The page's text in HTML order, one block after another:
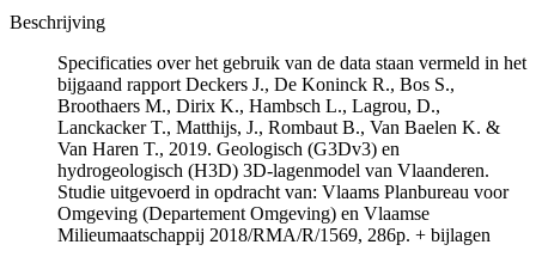
Beschrijving
Specificaties over het gebruik van de data staan vermeld in het
bijgaand rapport Deckers J., De Koninck R., Bos S.,
Broothaers M., Dirix K., Hambsch L., Lagrou, D.,
Lanckacker T., Matthijs, J., Rombaut B., Van Baelen K. &
Van Haren T., 2019. Geologisch (G3Dv3) en
hydrogeologisch (H3D) 3D-lagenmodel van Vlaanderen.
Studie uitgevoerd in opdracht van: Vlaams Planbureau voor
Omgeving (Departement Omgeving) en Vlaamse
Milieumaatschappij 2018/RMA/R/1569, 286p. + bijlagen